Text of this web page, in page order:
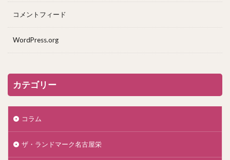
コメントフィード
WordPress.org
カテゴリー
コラム
ザ・ランドマーク名古屋栄